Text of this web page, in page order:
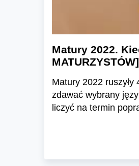
Matury 2022.
MATURZYSTÓW]
Matury 2022
zdawać wybrany
liczyć na termin